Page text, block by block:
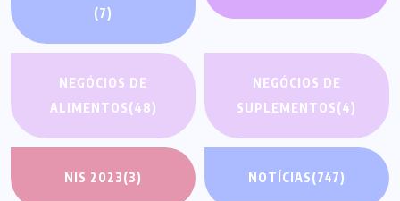
(7)
NEGÓCIOS DE
ALIMENTOS(48)
NEGÓCIOS DE
SUPLEMENTOS(4)
NIS 2023(3) NOTÍCIAS(747)